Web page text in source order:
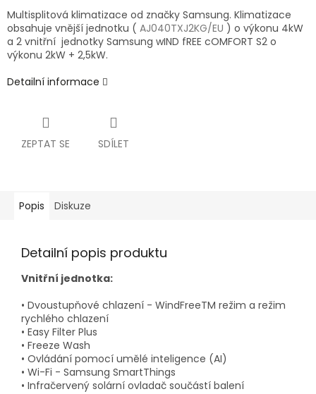
Multisplitová klimatizace od značky Samsung. Klimatizace
obsahuje vnější jednotku ( AJ040TXJ2KG/EU ) o výkonu 4kW
a 2 vnitřní jednotky Samsung wIND fREE cOMFORT S2 o
výkonu 2kW + 2,5kW.
Detailní informace
ZEPTAT SE SDÍLET
Popis Diskuze
Detailní popis produktu
Vnitřní jednotka:
• Dvoustupňové chlazení - WindFreeTM režim a režim
rychlého chlazení
• Easy Filter Plus
• Freeze Wash
• Ovládání pomocí umělé inteligence (AI)
• Wi-Fi - Samsung SmartThings
• Infračervený solární ovladač součástí balení